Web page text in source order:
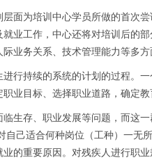
为培训中心学员所做的首次
业工作，中心还将对培训后的
业务关系、技术管理能力等多方
持续的系统的计划的过程。
业目标、选择职业道路，确定
存、职业发展等问题，而这一
己适合何种岗位（工种）一无
的重要原因。对残疾人进行职